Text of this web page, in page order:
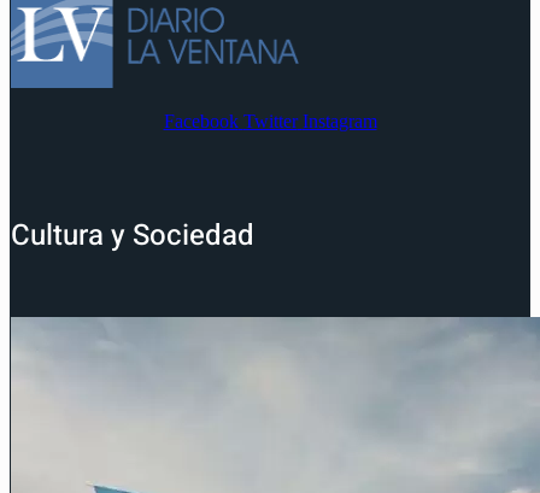
Facebook Twitter Instagram
Cultura y Sociedad